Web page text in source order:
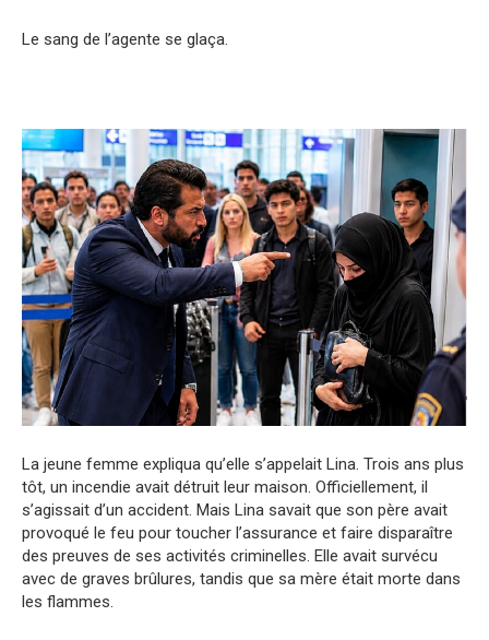
Le sang de l’agente se glaça.
La jeune femme expliqua qu’elle s’appelait Lina. Trois ans plus
tôt, un incendie avait détruit leur maison. Officiellement, il
s’agissait d’un accident. Mais Lina savait que son père avait
provoqué le feu pour toucher l’assurance et faire disparaître
des preuves de ses activités criminelles. Elle avait survécu
avec de graves brûlures, tandis que sa mère était morte dans
les flammes.